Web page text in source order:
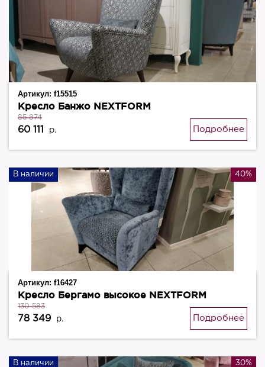
Артикул: f15515
Кресло Банжо NEXTFORM
85 874
60 111 р. Подробнее
В наличии 40%
Артикул: f16427
Кресло Бергамо высокое NEXTFORM
130 583
78 349 р. Подробнее
В наличии 30%